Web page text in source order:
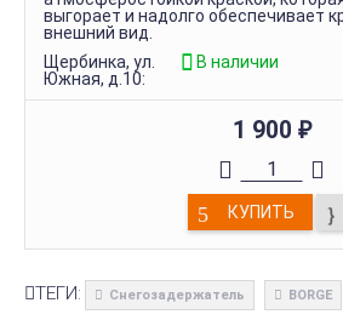
выгорает и надолго обеспечивает
внешний вид.
Щербинка, ул.
Южная, д.10:
В наличии
1 900 ₽
КУПИТЬ
ТЕГИ: Снегозадержатель BORGE